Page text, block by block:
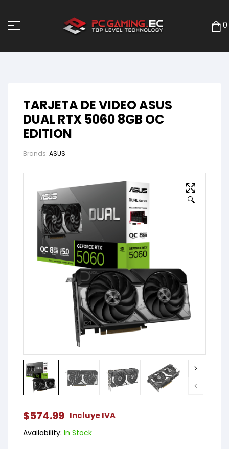
0
TARJETA DE VIDEO ASUS
DUAL RTX 5060 8GB OC
EDITION
Brands: ASUS
🔍
$574.99 Incluye IVA
Availability: In Stock